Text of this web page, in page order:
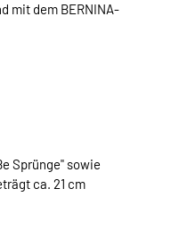
mit dem BERNINA-
Sprünge" sowie
ca. 21 cm